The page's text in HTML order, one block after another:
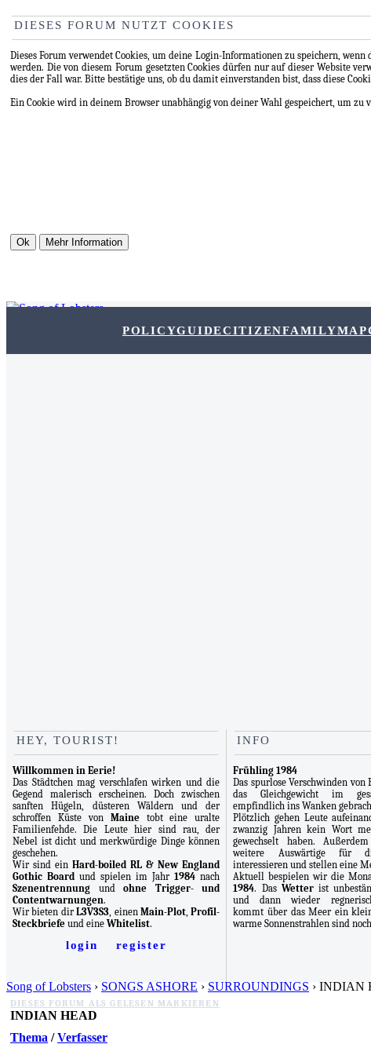
DIESES FORUM NUTZT COOKIES
Dieses Forum verwendet Cookies, um deine Login-Informationen zu speichern,
werden. Die von diesem Forum gesetzten Cookies dürfen nur auf dieser Website
dies der Fall war. Bitte bestätige uns, ob du damit einverstanden bist, dass diese
Ein Cookie wird in deinem Browser unabhängig von deiner Wahl gespeichert, um
POLICYGUIDECITIZENFAMILYMAP
HEY, TOURIST!
Willkommen in Eerie!
Das Städtchen mag verschlafen wirken und die
Gegend malerisch erscheinen. Doch zwischen
sanften Hügeln, düsteren Wäldern und der
schroffen Küste von Mainetobt eine uralte
Familienfehde. Die Leute hier sind rau, der
Nebel ist dicht und merkwürdige Dinge können
geschehen.
Wir sind einHard-boiled RL & New England
Gothic Board und spielen im Jahr1984 nach
Szenentrennung undohne Trigger- und
Contentwarnungen.
Wir bieten dirL3V3S3, einen Main-Plot,Profil-
Steckbriefe und eine Whitelist.
login register
INFO
Frühling 1984
Das spurlose Verschwinden von
das Gleichgewicht im
empfindlich ins Wanken
Plötzlich gehen Leute
zwanzig Jahren kein Wort
gewechselt haben.
weitere Auswärtige für
interessieren und stellen eine
Aktuell bespielen wir die
1984. Das Wetterist
und dann wieder
kommt über das Meer ein
warme Sonnenstrahlen sind
Song of Lobsters › SONGS ASHORE › SURROUNDINGS › INDIAN
DIESES FORUM ALS GELESEN MARKIEREN
INDIAN HEAD
Thema /Verfasser